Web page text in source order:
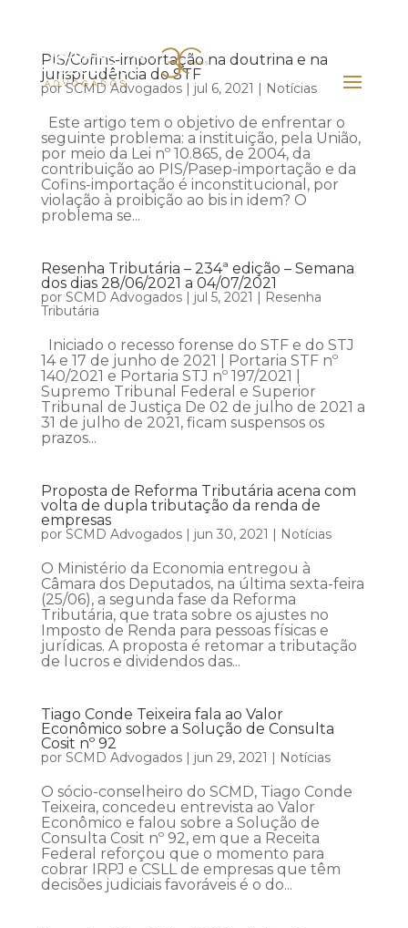
PIS/Cofins-importação na doutrina e na
jurisprudência do STF
porSCMD Advogados| jul 6, 2021 | Notícias
Este artigo tem o objetivo de enfrentar o
seguinte problema: a instituição, pela União,
por meio da Lei nº 10.865, de 2004, da
contribuição ao PIS/Pasep-importação e da
Cofins-importação é inconstitucional, por
violação à proibição ao bis in idem? O
problema se...
Resenha Tributária – 234ª edição – Semana
dos dias 28/06/2021 a 04/07/2021
por SCMD Advogados| jul 5, 2021 | Resenha
Tributária
Iniciado o recesso forense do STF e do STJ
14 e 17 de junho de 2021 | Portaria STF nº
140/2021 e Portaria STJ nº 197/2021 |
Supremo Tribunal Federal e Superior
Tribunal de Justiça De 02 de julho de 2021 a
31 de julho de 2021, ficam suspensos os
prazos...
Proposta de Reforma Tributária acena com
volta de dupla tributação da renda de
empresas
por SCMD Advogados| jun 30, 2021 | Notícias
O Ministério da Economia entregou à
Câmara dos Deputados, na última sexta-feira
(25/06), a segunda fase da Reforma
Tributária, que trata sobre os ajustes no
Imposto de Renda para pessoas físicas e
jurídicas. A proposta é retomar a tributação
de lucros e dividendos das...
Tiago Conde Teixeira fala ao Valor
Econômico sobre a Solução de Consulta
Cosit nº 92
por SCMD Advogados| jun 29, 2021 | Notícias
O sócio-conselheiro do SCMD, Tiago Conde
Teixeira, concedeu entrevista ao Valor
Econômico e falou sobre a Solução de
Consulta Cosit nº 92, em que a Receita
Federal reforçou que o momento para
cobrar IRPJ e CSLL de empresas que têm
decisões judiciais favoráveis é o do...